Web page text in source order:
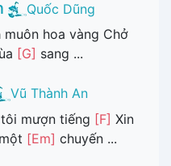
Quốc Dũng
muôn hoa vàng Chở
[G] sang ...
Vũ Thành An
mượn tiếng [F] Xin
[Em] chuyến ...